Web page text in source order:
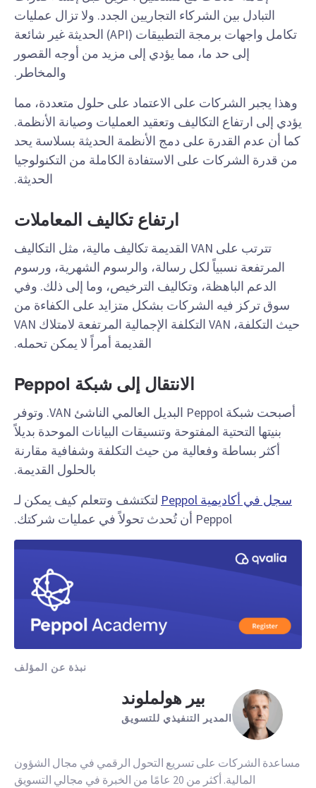
التبادل بين الشركاء التجاريين الجدد. ولا تزال عمليات
تكامل واجهات برمجة التطبيقات (API) الحديثة غير شائعة
إلى حد ما، مما يؤدي إلى مزيد من أوجه القصور
والمخاطر.
وهذا يجبر الشركات على الاعتماد على حلول متعددة، مما
يؤدي إلى ارتفاع التكاليف وتعقيد العمليات وصيانة الأنظمة.
كما أن عدم القدرة على دمج الأنظمة الحديثة بسلاسة يحد
من قدرة الشركات على الاستفادة الكاملة من التكنولوجيا
الحديثة.
ارتفاع تكاليف المعاملات
تترتب على VAN القديمة تكاليف مالية، مثل التكاليف
المرتفعة نسبياً لكل رسالة، والرسوم الشهرية، ورسوم
الدعم الباهظة، وتكاليف الترخيص، وما إلى ذلك. وفي
سوق تركز فيه الشركات بشكل متزايد على الكفاءة من
حيث التكلفة، VAN التكلفة الإجمالية المرتفعة لامتلاك VAN
القديمة أمراً لا يمكن تحمله.
الانتقال إلى شبكة Peppol
أصبحت شبكة Peppol البديل العالمي الناشئ VAN. وتوفر
بنيتها التحتية المفتوحة وتنسيقات البيانات الموحدة بديلاً
أكثر بساطة وفعالية من حيث التكلفة وشفافية مقارنة
بالحلول القديمة.
سجل في أكاديمية Peppol
لتكتشف وتتعلم كيف يمكن لـ
Peppol أن تُحدث تحولاً في عمليات شركتك.
نبذة عن المؤلف
بير هولملوند
المدير التنفيذي للتسويق
مساعدة الشركات على تسريع التحول الرقمي في مجال الشؤون
المالية. أكثر من 20 عامًا من الخبرة في مجالي التسويق